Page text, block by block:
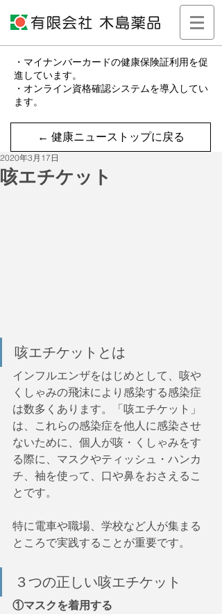
・マイナンバーカードの健康保険証利用を促
進しています。
・オンライン資格確認システムを導入してい
ます。
← 健康ニューストップに戻る
咳エチケット
2020年3月17日
咳エチケットとは
インフルエンザをはじめとして、咳や
くしゃみの飛沫により感染する感染症
は数多くあります。「咳エチケット」
は、これらの感染症を他人に感染させ
ないために、個人が咳・くしゃみをす
る際に、マスクやティッシュ・ハンカ
チ、袖を使って、口や鼻をおさえるこ
とです。
特に電車や職場、学校など人が集まる
ところで実践することが重要です。
３つの正しい咳エチケット
①マスクを着用する